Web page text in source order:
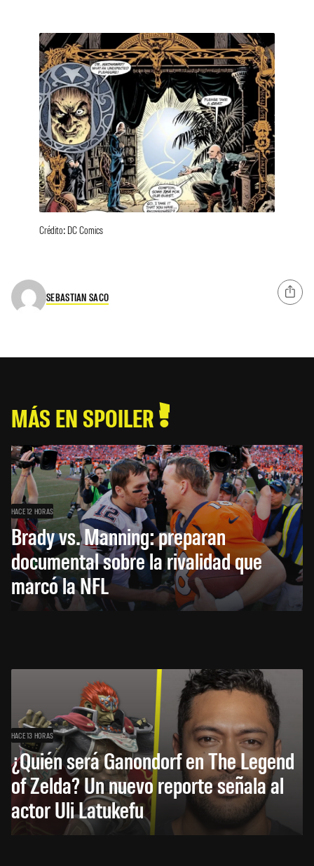
Crédito: DC Comics
SEBASTIAN SACO
MÁS EN SPOILER
HACE 12 HORAS
Brady vs. Manning: preparan
documental sobre la rivalidad que
marcó la NFL
HACE 13 HORAS
¿Quién será Ganondorf en The Legend
of Zelda? Un nuevo reporte señala al
actor Uli Latukefu